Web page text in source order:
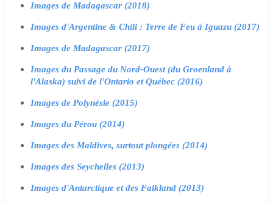
Images de Madagascar (2018)
Images d'Argentine & Chili : Terre de Feu à Iguazu (2017)
Images de Madagascar (2017)
Images du Passage du Nord-Ouest (du Groenland à
l'Alaska) suivi de l'Ontario et Québec (2016)
Images de Polynésie (2015)
Images du Pérou (2014)
Images des Maldives, surtout plongées (2014)
Images des Seychelles (2013)
Images d'Antarctique et des Falkland (2013)